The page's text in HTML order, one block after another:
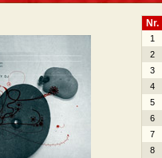
Nr.
1
2
3
4
5
6
7
8